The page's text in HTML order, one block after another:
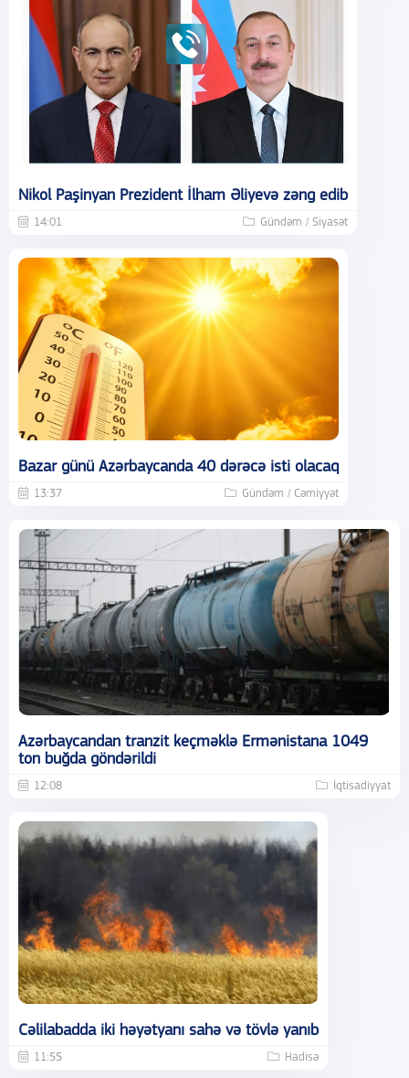
Nikol Paşinyan Prezident İlham Əliyevə zəng edib
14:01 Gündəm / Siyasət
Bazar günü Azərbaycanda 40 dərəcə isti olacaq
13:37 Gündəm / Cəmiyyət
Azərbaycandan tranzit keçməklə Ermənistana 1049
ton buğda göndərildi
12:08 İqtisadiyyat
Cəlilabadda iki həyətyanı sahə və tövlə yanıb
11:55 Hadisə